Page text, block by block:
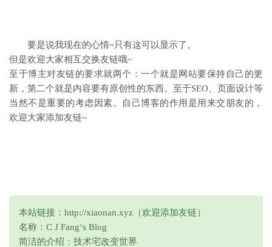
要是说我现在的心情~只有这可以显示了。
但是欢迎大家相互交换友链哦~
至于博主对友链的要求就两个：一个就是网站要保持自己的更
新，第二个就是内容要有原创性的东西。至于SEO、页面设计等
当然不是重要的考虑因素。自己博客的作用是用来交朋友的，
欢迎大家添加友链~
本站链接：http://xiaonan.xyz（欢迎添加友链）
名称：C J Fang‘s Blog
简洁的介绍：技术宅改变世界